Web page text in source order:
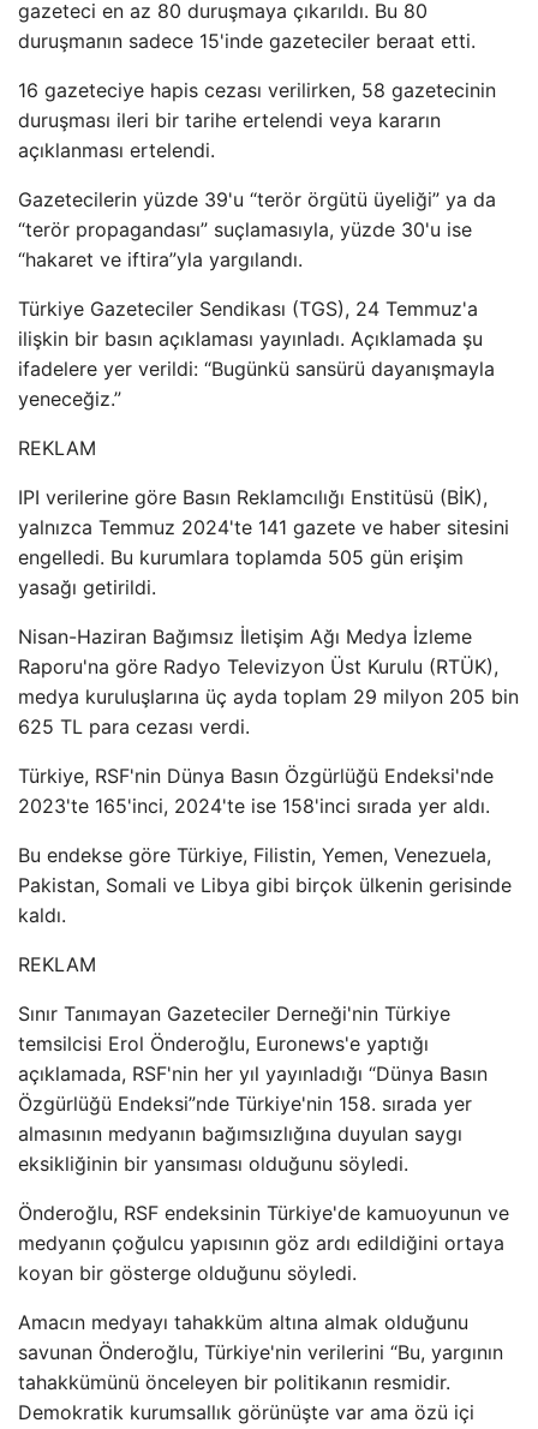
gazeteci en az 80 duruşmaya çıkarıldı. Bu 80
duruşmanın sadece 15'inde gazeteciler beraat etti.
16 gazeteciye hapis cezası verilirken, 58 gazetecinin
duruşması ileri bir tarihe ertelendi veya kararın
açıklanması ertelendi.
Gazetecilerin yüzde 39'u “terör örgütü üyeliği” ya da
“terör propagandası” suçlamasıyla, yüzde 30'u ise
“hakaret ve iftira”yla yargılandı.
Türkiye Gazeteciler Sendikası (TGS), 24 Temmuz'a
ilişkin bir basın açıklaması yayınladı. Açıklamada şu
ifadelere yer verildi: “Bugünkü sansürü dayanışmayla
yeneceğiz.”
REKLAM
IPI verilerine göre Basın Reklamcılığı Enstitüsü (BİK),
yalnızca Temmuz 2024'te 141 gazete ve haber sitesini
engelledi. Bu kurumlara toplamda 505 gün erişim
yasağı getirildi.
Nisan-Haziran Bağımsız İletişim Ağı Medya İzleme
Raporu'na göre Radyo Televizyon Üst Kurulu (RTÜK),
medya kuruluşlarına üç ayda toplam 29 milyon 205 bin
625 TL para cezası verdi.
Türkiye, RSF'nin Dünya Basın Özgürlüğü Endeksi'nde
2023'te 165'inci, 2024'te ise 158'inci sırada yer aldı.
Bu endekse göre Türkiye, Filistin, Yemen, Venezuela,
Pakistan, Somali ve Libya gibi birçok ülkenin gerisinde
kaldı.
REKLAM
Sınır Tanımayan Gazeteciler Derneği'nin Türkiye
temsilcisi Erol Önderoğlu, Euronews'e yaptığı
açıklamada, RSF'nin her yıl yayınladığı “Dünya Basın
Özgürlüğü Endeksi”nde Türkiye'nin 158. sırada yer
almasının medyanın bağımsızlığına duyulan saygı
eksikliğinin bir yansıması olduğunu söyledi.
Önderoğlu, RSF endeksinin Türkiye'de kamuoyunun ve
medyanın çoğulcu yapısının göz ardı edildiğini ortaya
koyan bir gösterge olduğunu söyledi.
Amacın medyayı tahakküm altına almak olduğunu
savunan Önderoğlu, Türkiye'nin verilerini “Bu, yargının
tahakkümünü önceleyen bir politikanın resmidir.
Demokratik kurumsallık görünüşte var ama özü içi